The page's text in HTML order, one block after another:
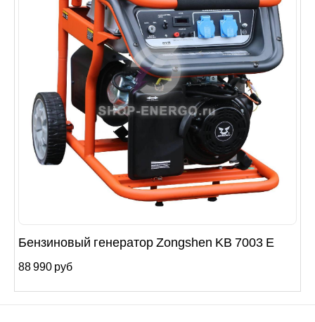
Бензиновый генератор Zongshen KB 7003 E
88 990 руб